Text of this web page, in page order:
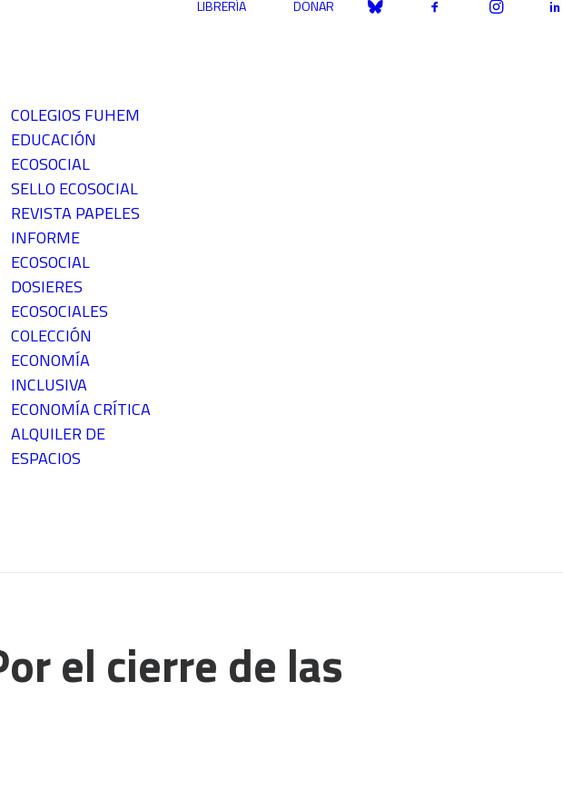
COLEGIOS FUHEM
EDUCACIÓN
ECOSOCIAL
SELLO ECOSOCIAL
REVISTA PAPELES
INFORME
ECOSOCIAL
DOSIERES
ECOSOCIALES
COLECCIÓN
ECONOMÍA
INCLUSIVA
ECONOMÍA CRÍTICA
ALQUILER DE
ESPACIOS
LIBRERÍA DONAR
el cierre de las